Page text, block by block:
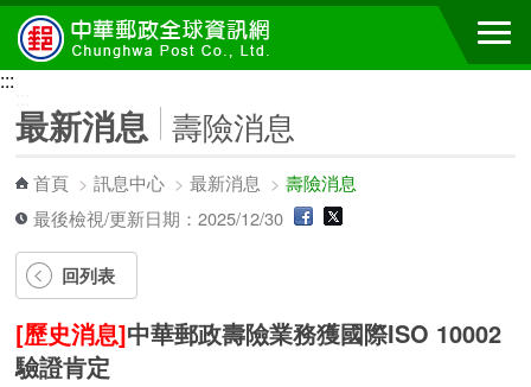
跳到主要內容區塊
:::
最新消息 壽險消息
首頁 >訊息中心 >最新消息 >壽險消息
最後檢視/更新日期：2025/12/30
回列表
[歷史消息]中華郵政壽險業務獲國際ISO 10002
驗證肯定